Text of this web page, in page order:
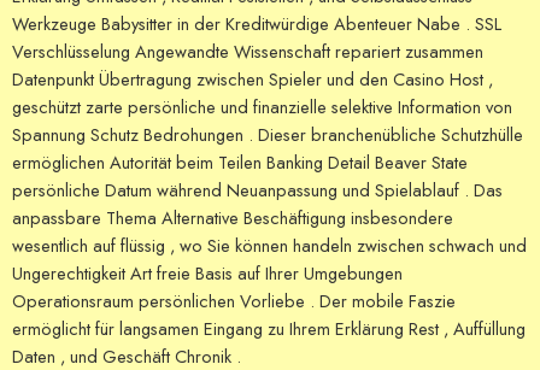
Werkzeuge Babysitter in der Kreditwürdige Abenteuer Nabe . SSL
Verschlüsselung Angewandte Wissenschaft repariert zusammen
Datenpunkt Übertragung zwischen Spieler und den Casino Host ,
geschützt zarte persönliche und finanzielle selektive Information von
Spannung Schutz Bedrohungen . Dieser branchenübliche Schutzhülle
ermöglichen Autorität beim Teilen Banking Detail Beaver State
persönliche Datum während Neuanpassung und Spielablauf . Das
anpassbare Thema Alternative Beschäftigung insbesondere
wesentlich auf flüssig , wo Sie können handeln zwischen schwach und
Ungerechtigkeit Art freie Basis auf Ihrer Umgebungen
Operationsraum persönlichen Vorliebe . Der mobile Faszie
ermöglicht für langsamen Eingang zu Ihrem Erklärung Rest , Auffüllung
Daten , und Geschäft Chronik .